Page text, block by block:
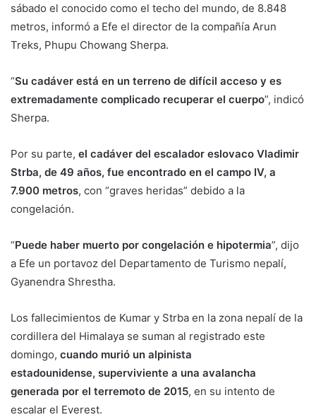
sábado el conocido como el techo del mundo, de 8.848
metros, informó a Efe el director de la compañía Arun
Treks, Phupu Chowang Sherpa.
“Su cadáver está en un terreno de difícil acceso y es
extremadamente complicado recuperar el cuerpo”, indicó
Sherpa.
Por su parte, el cadáver del escalador eslovaco Vladimir
Strba, de 49 años, fue encontrado en el campo IV, a
7.900 metros, con “graves heridas” debido a la
congelación.
“Puede haber muerto por congelación e hipotermia”, dijo
a Efe un portavoz del Departamento de Turismo nepalí,
Gyanendra Shrestha.
Los fallecimientos de Kumar y Strba en la zona nepalí de la
cordillera del Himalaya se suman al registrado este
domingo, cuando murió un alpinista
estadounidense, superviviente a una avalancha
generada por el terremoto de 2015, en su intento de
escalar el Everest.